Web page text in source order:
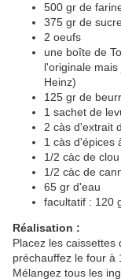
500 gr de
375 gr de
2 oeufs
une boîte de
l'originale
Heinz)
125 gr de
1 sachet de
2 càs d'extrait
1 càs d'épices
1/2 càc de
1/2 càc de
65 gr d'eau
facultatif : 120
Réalisation :
Placez les
préchauffez le four à
Mélangez tous les